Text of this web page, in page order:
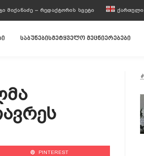
ᲛᲘᲥᲐᲜᲐᲫᲔ – ᲠᲔᲓᲐᲥᲢᲝᲠᲘᲡ ᲡᲕᲔᲢᲘ ᲥᲐᲠᲗᲣᲚᲘ
საბუნებისმეტყველო მეცნიერებები
PINTEREST